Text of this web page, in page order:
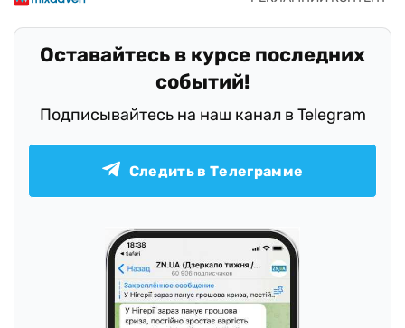
Оставайтесь в курсе последних
событий!
Подписывайтесь на наш канал в Telegram
Следить в Телеграмме